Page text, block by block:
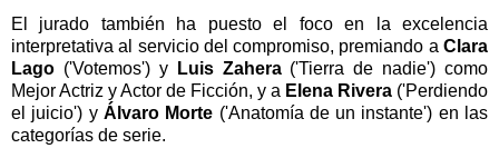
El jurado también ha puesto el foco en la excelencia
interpretativa al servicio del compromiso, premiando a Clara
Lago ('Votemos') y Luis Zahera('Tierra de nadie') como
Mejor Actriz y Actor de Ficción, y a Elena Rivera ('Perdiendo
el juicio') y Álvaro Morte ('Anatomía de un instante') en las
categorías de serie.